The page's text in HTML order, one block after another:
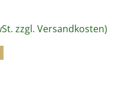
zzgl. Versandkosten)